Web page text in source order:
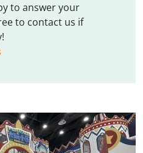
to answer your
to contact us if